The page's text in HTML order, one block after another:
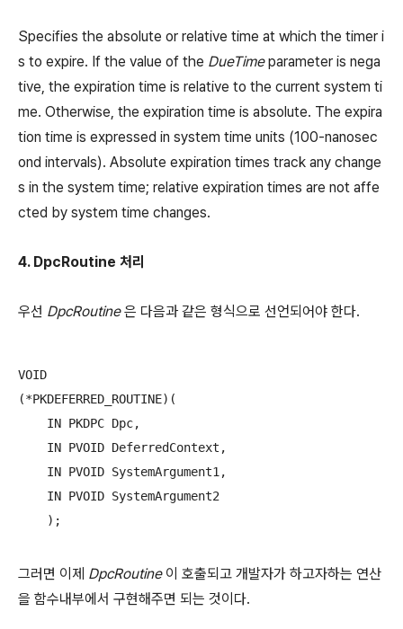
Specifies the absolute or relative time at which the timer i
s to expire. If the value of the DueTimeparameter is nega
tive, the expiration time is relative to the current system ti
me. Otherwise, the expiration time is absolute. The expira
tion time is expressed in system time units (100-nanosec
ond intervals). Absolute expiration times track any change
s in the system time; relative expiration times are not affe
cted by system time changes.
4. DpcRoutine 처리
우선 DpcRoutine은 다음과 같은 형식으로 선언되어야 한다.
VOID
(*PKDEFERRED_ROUTINE)(
    IN PKDPC Dpc,
    IN PVOID DeferredContext,
    IN PVOID SystemArgument1,
    IN PVOID SystemArgument2
    );
그러면 이제 DpcRoutine 이 호출되고 개발자가 하고자하는 연산
을 함수내부에서 구현해주면 되는 것이다.